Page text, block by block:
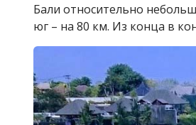
Бали относительно
юг – на 80 км. Из конца в